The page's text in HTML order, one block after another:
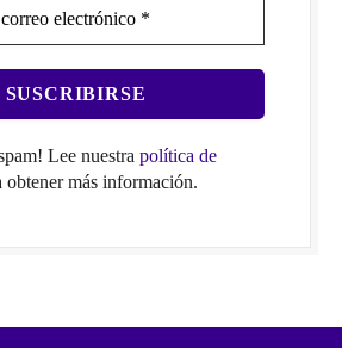
Lee nuestra política de
obtener más información.